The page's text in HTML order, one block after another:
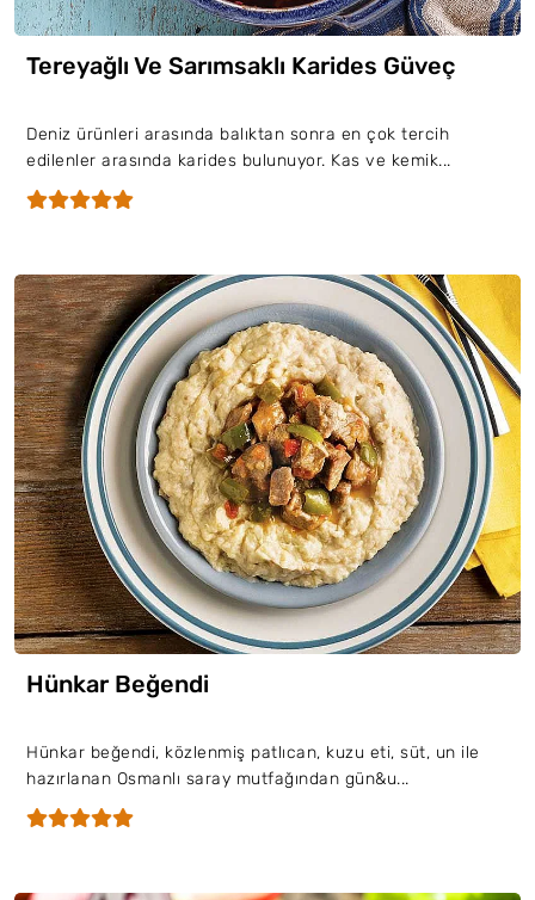
Tereyağlı Ve Sarımsaklı Karides Güveç
Deniz ürünleri arasında balıktan sonra en çok tercih
edilenler arasında karides bulunuyor. Kas ve kemik...
Hünkar Beğendi
Hünkar beğendi, közlenmiş patlıcan, kuzu eti, süt, un ile
hazırlanan Osmanlı saray mutfağından gün&u...